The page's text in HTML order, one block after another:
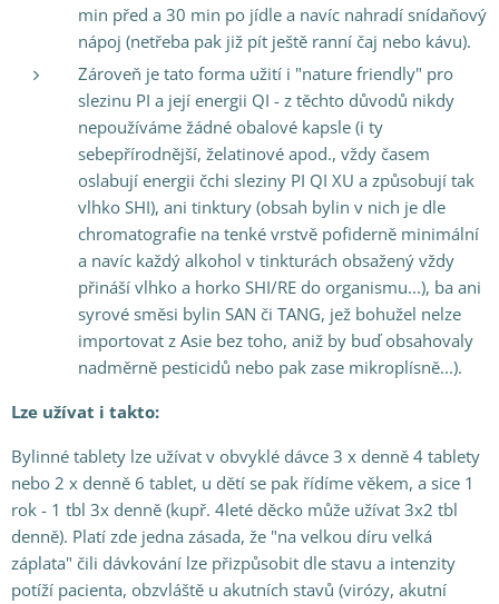
min před a 30 min po jídle a navíc nahradí snídaňový
nápoj (netřeba pak již pít ještě ranní čaj nebo kávu).
Zároveň je tato forma užití i "nature friendly" pro
slezinu PI a její energii QI - z těchto důvodů nikdy
nepoužíváme žádné obalové kapsle (i ty
sebepřírodnější, želatinové apod., vždy časem
oslabují energii čchi sleziny PI QI XU a způsobují tak
vlhko SHI), ani tinktury (obsah bylin v nich je dle
chromatografie na tenké vrstvě pofiderně minimální
a navíc každý alkohol v tinkturách obsažený vždy
přináší vlhko a horko SHI/RE do organismu...), ba ani
syrové směsi bylin SAN či TANG, jež bohužel nelze
importovat z Asie bez toho, aniž by buď obsahovaly
nadměrně pesticidů nebo pak zase mikroplísně...).
Lze užívat i takto:
Bylinné tablety lze užívat v obvyklé dávce 3 x denně 4 tablety
nebo 2 x denně 6 tablet, u dětí se pak řídíme věkem, a sice 1
rok - 1 tbl 3x denně (kupř. 4leté děcko může užívat 3x2 tbl
denně). Platí zde jedna zásada, že "na velkou díru velká
záplata" čili dávkování lze přizpůsobit dle stavu a intenzity
potíží pacienta, obzvláště u akutních stavů (virózy, akutní